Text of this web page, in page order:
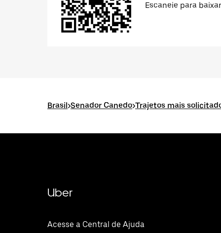
Escaneie para baixar
Brasil>Senador Canedo>Trajetos mais
Uber
Acesse a Central de Ajuda